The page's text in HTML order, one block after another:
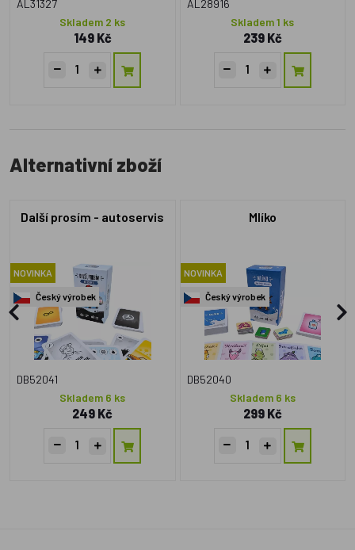
AL31327
Skladem 2 ks
149 Kč
AL28916
Skladem 1 ks
239 Kč
Alternativní zboží
Další prosím - autoservis
NOVINKA
Český výrobek
DB52041
Skladem 6 ks
249 Kč
Mlíko
NOVINKA
Český výrobek
DB52040
Skladem 6 ks
299 Kč